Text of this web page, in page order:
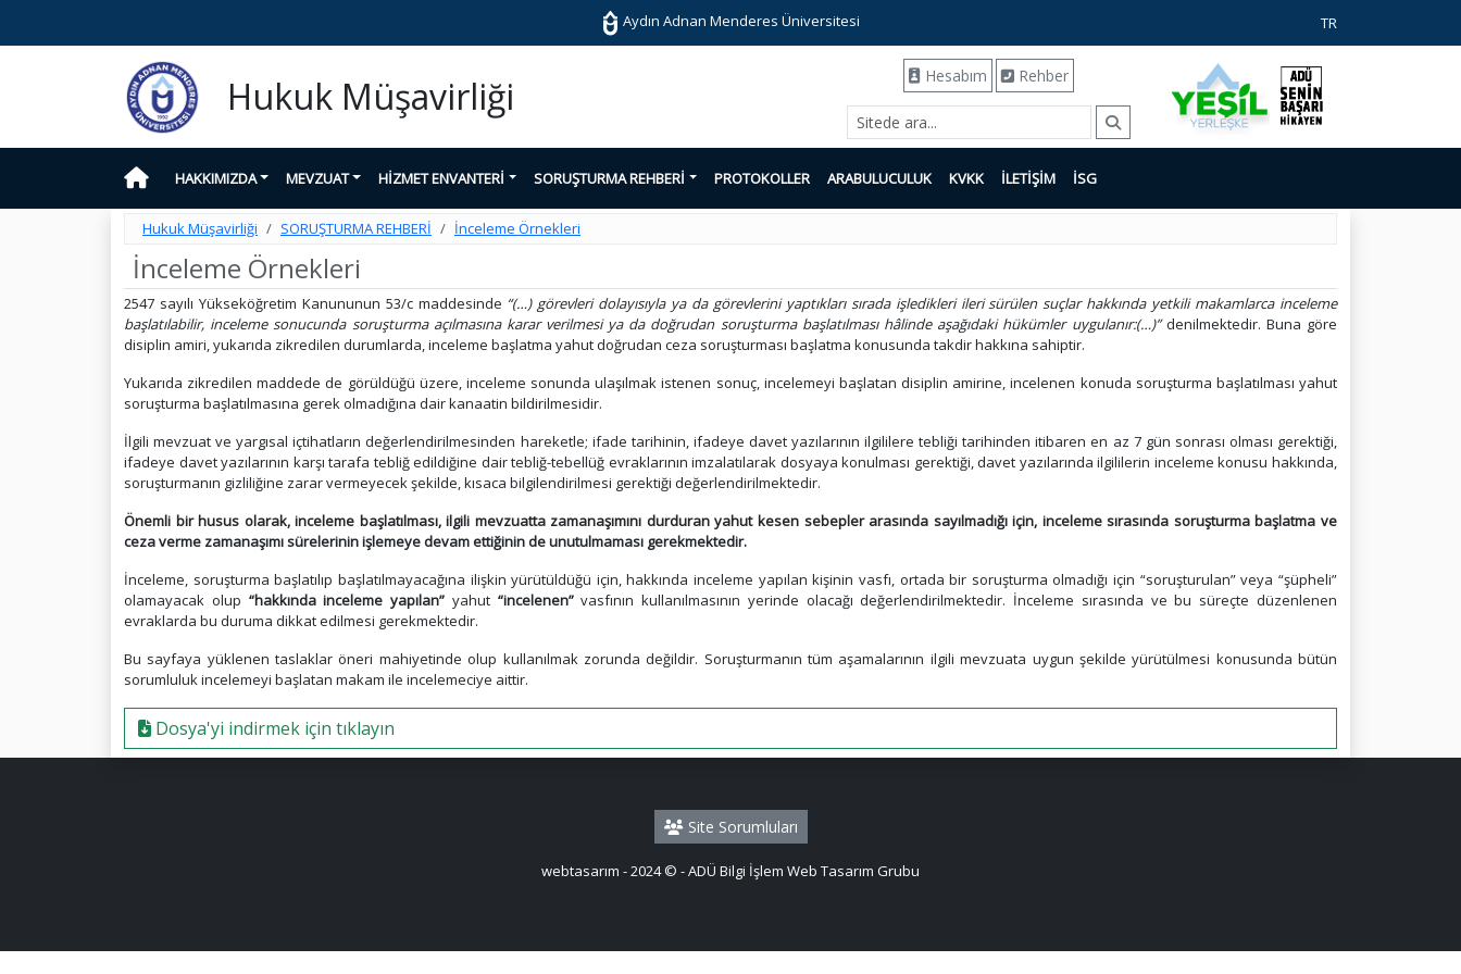
Aydın Adnan Menderes Üniversitesi TR
Hukuk Müşavirliği Hesabım Rehber
HAKKIMIZDA MEVZUAT HİZMET ENVANTERİ SORUŞTURMA REHBERİ PROTOKOLLER ARABULUCULUK KVKK İLETİŞİM İSG
Hukuk Müşavirliği SORUŞTURMA REHBERİ İnceleme Örnekleri
İnceleme Örnekleri
2547 sayılı Yükseköğretim Kanununun 53/c maddesinde “(…) görevleri dolayısıyla ya da görevlerini yaptıkları sırada işledikleri ileri sürülen suçlar hakkında yetkili makamlarca inceleme
başlatılabilir, inceleme sonucunda soruşturma açılmasına karar verilmesi ya da doğrudan soruşturma başlatılması hâlinde aşağıdaki hükümler uygulanır:(…)”denilmektedir. Buna göre
disiplin amiri, yukarıda zikredilen durumlarda, inceleme başlatma yahut doğrudan ceza soruşturması başlatma konusunda takdir hakkına sahiptir.
Yukarıda zikredilen maddede de görüldüğü üzere, inceleme sonunda ulaşılmak istenen sonuç, incelemeyi başlatan disiplin amirine, incelenen konuda soruşturma başlatılması yahut
soruşturma başlatılmasına gerek olmadığına dair kanaatin bildirilmesidir.
İlgili mevzuat ve yargısal içtihatların değerlendirilmesinden hareketle; ifade tarihinin, ifadeye davet yazılarının ilgililere tebliği tarihinden itibaren en az 7 gün sonrası olması gerektiği,
ifadeye davet yazılarının karşı tarafa tebliğ edildiğine dair tebliğ-tebellüğ evraklarının imzalatılarak dosyaya konulması gerektiği, davet yazılarında ilgililerin inceleme konusu hakkında,
soruşturmanın gizliliğine zarar vermeyecek şekilde, kısaca bilgilendirilmesi gerektiği değerlendirilmektedir.
Önemli bir husus olarak, inceleme başlatılması, ilgili mevzuatta zamanaşımını durduran yahut kesen sebepler arasında sayılmadığı için, inceleme sırasında soruşturma başlatma ve
ceza verme zamanaşımı sürelerinin işlemeye devam ettiğinin de unutulmaması gerekmektedir.
İnceleme, soruşturma başlatılıp başlatılmayacağına ilişkin yürütüldüğü için, hakkında inceleme yapılan kişinin vasfı, ortada bir soruşturma olmadığı için “soruşturulan” veya “şüpheli”
olamayacak olup “hakkında inceleme yapılan” yahut “incelenen”vasfının kullanılmasının yerinde olacağı değerlendirilmektedir. İnceleme sırasında ve bu süreçte düzenlenen
evraklarda bu duruma dikkat edilmesi gerekmektedir.
Bu sayfaya yüklenen taslaklar öneri mahiyetinde olup kullanılmak zorunda değildir. Soruşturmanın tüm aşamalarının ilgili mevzuata uygun şekilde yürütülmesi konusunda bütün
sorumluluk incelemeyi başlatan makam ile incelemeciye aittir.
Dosya'yi indirmek için tıklayın
Site Sorumluları
webtasarım - 2024 © - ADÜ Bilgi İşlem Web Tasarım Grubu